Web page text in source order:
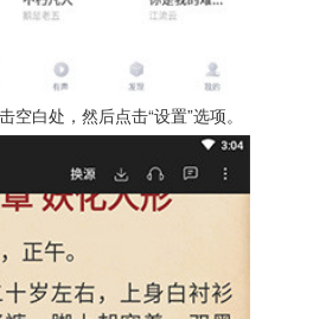
白处，然后点击“设置”选项。